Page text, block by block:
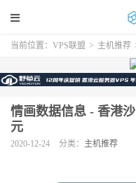
当前位置： VPS联盟 > 主机推荐
情画数据信息 - 香港
元
2020-12-24 分类： 主机推荐